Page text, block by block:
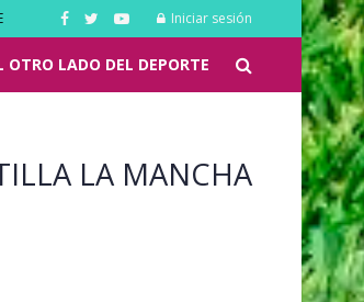
Iniciar sesión
OTRO LADO DEL DEPORTE
LA MANCHA